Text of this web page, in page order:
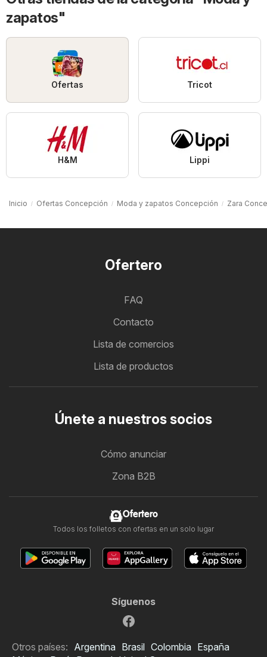
zapatos"
Ofertas Tricot
H&M Lippi
Inicio Ofertas Concepción Moda y zapatos Concepción Zara
Ofertero
FAQ
Contacto
Lista de comercios
Lista de productos
Únete a nuestros socios
Cómo anunciar
Zona B2B
Ofertero
Todos los folletos con ofertas en un solo lugar
Síguenos
Otros países: Argentina Brasil Colombia España